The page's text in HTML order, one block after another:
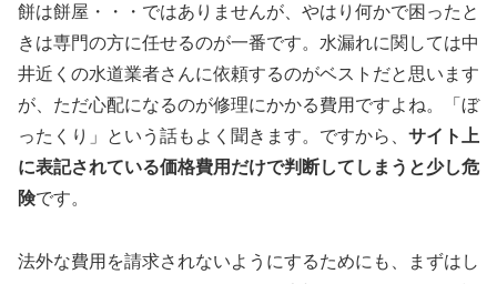
餅は餅屋・・・ではありませんが、やはり何かで困ったと
きは専門の方に任せるのが一番です。水漏れに関しては中
井近くの水道業者さんに依頼するのがベストだと思います
が、ただ心配になるのが修理にかかる費用ですよね。「ぼ
ったくり」という話もよく聞きます。ですから、 サイト上
に表記されている価格費用だけで判断してしまうと少し危
険です。
法外な費用を請求されないようにするためにも、まずはし